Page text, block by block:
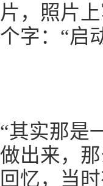
片，照片
个字：“启
“其实那是
做出来，
回忆，当